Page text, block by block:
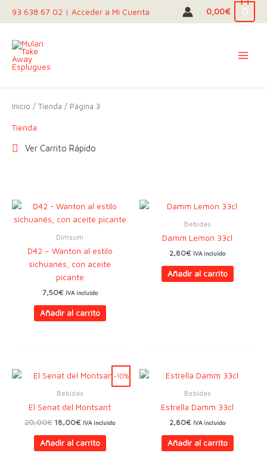
93 638 67 02 | Acceder a Mi Cuenta 0,00€ 0
Inicio / Tienda / Página 3
Tienda
Ver Carrito Rápido
Dimsum
D42 – Wanton al estilo
sichuanés, con aceite
picante
7,50€ IVA incluido
Añadir al carrito
Bebidas
Damm Lemon 33cl
2,80€ IVA incluido
Añadir al carrito
-10%
Bebidas
El Senat del Montsant
20,00€ El
original
era:
18,00€El
actual
es:
IVA incluido
Añadir al carrito
Bebidas
Estrella Damm 33cl
2,80€ IVA incluido
Añadir al carrito